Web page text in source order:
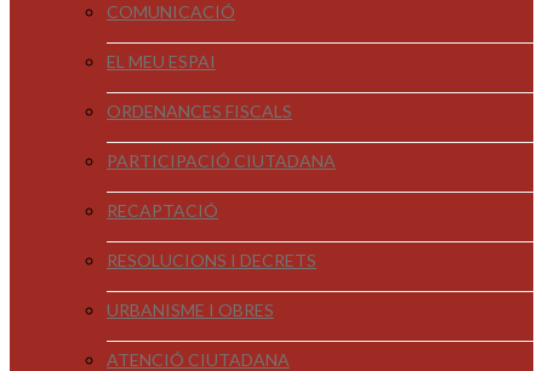
COMUNICACIÓ
EL MEU ESPAI
ORDENANCES FISCALS
PARTICIPACIÓ CIUTADANA
RECAPTACIÓ
RESOLUCIONS I DECRETS
URBANISME I OBRES
ATENCIÓ CIUTADANA